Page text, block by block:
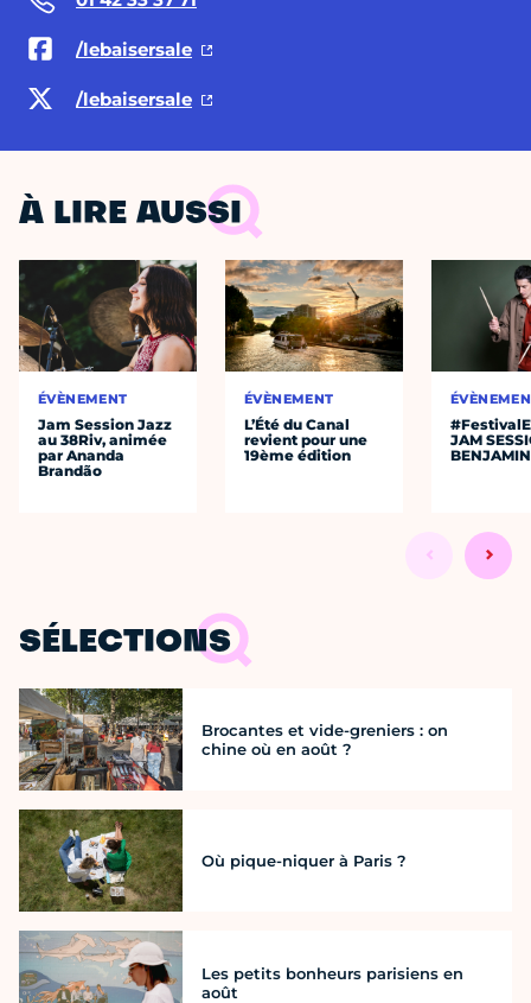
/lebaisersale
/lebaisersale
À LIRE AUSSI
ÉVÈNEMENT
Jam Session Jazz
au 38Riv, animée
par Ananda
Brandão
ÉVÈNEMENT
L’Été du Canal
revient pour une
19ème édition
JAM
SÉLECTIONS
Brocantes et vide-greniers : on
chine où en août ?
Où pique-niquer à Paris ?
Les petits bonheurs parisiens en
août